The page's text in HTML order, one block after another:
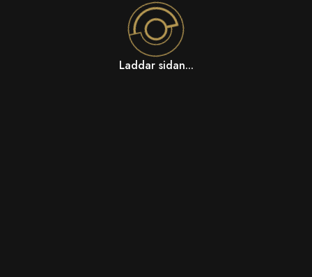
Laddar sidan...